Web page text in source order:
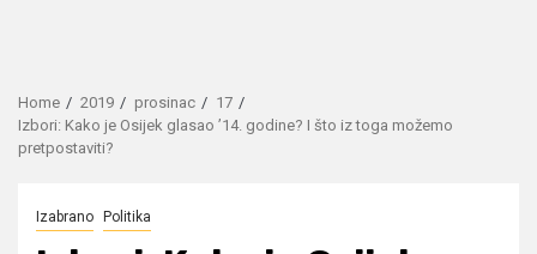
Home 2019 prosinac
17
Izbori: Kako je Osijek glasao ’14. godine? I što iz toga možemo
pretpostaviti?
Izabrano Politika